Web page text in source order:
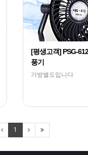
[평생고객] PSG-
풍기
가방별도입니다
1